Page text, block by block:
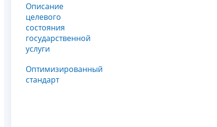
Описание
целевого
состояния
государственной
услуги
Оптимизированный
стандарт